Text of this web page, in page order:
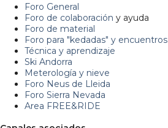
Foro General
Foro de colaboración y ayuda
Foro de material
Foro para "kedadas" y encuentros
Técnica y aprendizaje
Ski Andorra
Meterología y nieve
Foro Neus de Lleida
Foro Sierra Nevada
Area FREE&RIDE